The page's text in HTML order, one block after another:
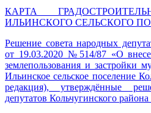
КАРТА
ИЛЬИНСКОГО СЕЛЬСКОГО
Решение совета народных
от 19.03.2020 №514/87 «О
землепользования и застройки
Ильинское сельское поселение
редакция), утверждённые
депутатов Кольчугинского